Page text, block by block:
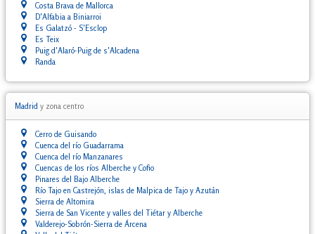
Costa Brava de Mallorca
D'Alfabia a Biniarroi
Es Galatzó - S'Esclop
Es Teix
Puig d'Alaró-Puig de s'Alcadena
Randa
Madrid y zona centro
Cerro de Guisando
Cuenca del río Guadarrama
Cuenca del río Manzanares
Cuencas de los ríos Alberche y Cofio
Pinares del Bajo Alberche
Río Tajo en Castrejón, islas de Malpica de Tajo y Azután
Sierra de Altomira
Sierra de San Vicente y valles del Tiétar y Alberche
Valderejo-Sobrón-Sierra de Árcena